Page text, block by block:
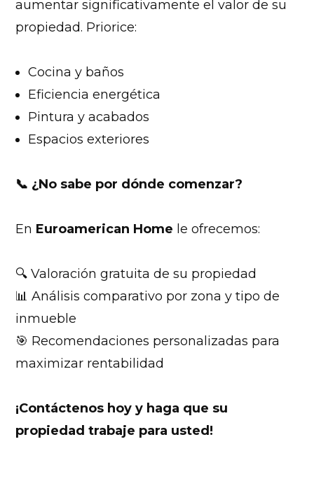
aumentar significativamente el valor de su
propiedad. Priorice:
Cocina y baños
Eficiencia energética
Pintura y acabados
Espacios exteriores
📞 ¿No sabe por dónde comenzar?
En Euroamerican Home le ofrecemos:
🔍 Valoración gratuita de su propiedad
📊 Análisis comparativo por zona y tipo de
inmueble
🎯 Recomendaciones personalizadas para
maximizar rentabilidad
¡Contáctenos hoy y haga que su
propiedad trabaje para usted!